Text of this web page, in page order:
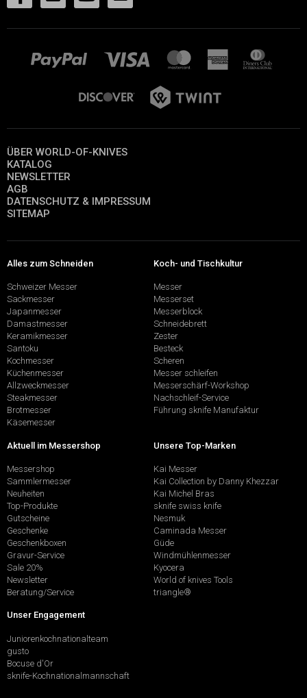
ÜBER WORLD-OF-KNIVES
KATALOG
NEWSLETTER
AGB
DATENSCHUTZ & IMPRESSUM
SITEMAP
Alles zum Schneiden
Schweizer Messer
Sackmesser
Japanmesser
Damastmesser
Keramikmesser
Santoku
Kochmesser
Küchenmesser
Allzweckmesser
Steakmesser
Brotmesser
Käsemesser
Koch- und Tischkultur
Messer
Messerset
Messerblock
Schneidebrett
Zester
Besteck
Scheren
Messer schleifen
Messerschärf-Workshop
Nachschleif-Service
Führung sknife Manufaktur
Aktuell im Messershop
Messershop
Sammlermesser
Neuheiten
Top-Produkte
Gutscheine
Geschenke
Geschenkboxen
Gravur-Service
Sale 20%
Newsletter
Beratung/Service
Unsere Top-Marken
Kai Messer
Kai Collection by Danny Khezzar
Kai Michel Bras
sknife swiss knife
Nesmuk
Caminada Messer
Güde
Windmühlenmesser
Kyocera
World of knives Tools
triangle®
Unser Engagement
Juniorenkochnationalteam
gusto
Bocuse d'Or
sknife-Kochnationalmannschaft